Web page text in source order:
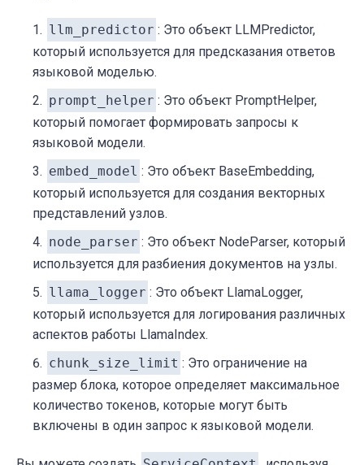
llm_predictor : Это объект LLMPredictor,
который используется для предсказания ответов
языковой моделью.
prompt_helper : Это объект PromptHelper,
который помогает формировать запросы к
языковой модели.
embed_model : Это объект BaseEmbedding,
который используется для создания векторных
представлений узлов.
node_parser : Это объект NodeParser, который
используется для разбиения документов на узлы.
llama_logger : Это объект LlamaLogger,
который используется для логирования различных
аспектов работы LlamaIndex.
chunk_size_limit : Это ограничение на
размер блока, которое определяет максимальное
количество токенов, которые могут быть
включены в один запрос к языковой модели.